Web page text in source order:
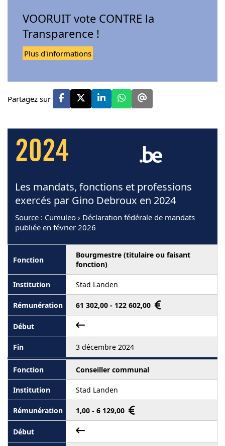
VOORUIT vote CONTRE la
Transparence !
Plus d'informations
Partagez sur
2024
Les mandats, fonctions et professions
exercés par Gino Debroux en 2024
Source : Cumuleo › Déclaration fédérale de mandats
publiée en février 2026
Bourgmestre (titulaire ou faisant
fonction)
Stad Landen
61 302,00 - 122 602,00
3 décembre 2024
Conseiller communal
Stad Landen
1,00 - 6 129,00